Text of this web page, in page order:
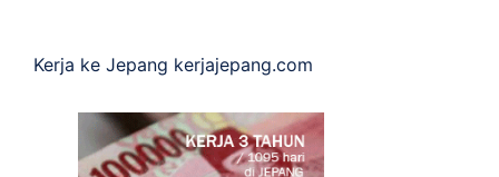
Kerja ke Jepang kerjajepang.com